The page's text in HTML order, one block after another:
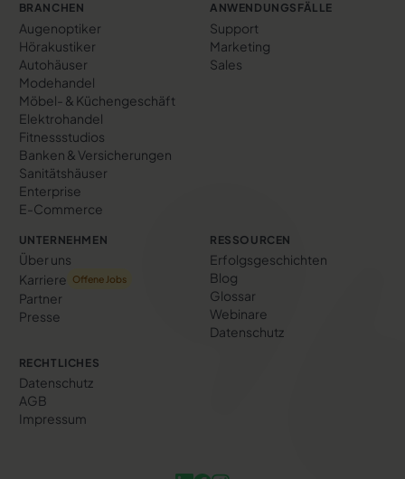
BRANCHEN
Augenoptiker
Hörakustiker
Autohäuser
Modehandel
Möbel- & Küchengeschäft
Elektrohandel
Fitnessstudios
Banken & Versicherungen
Sanitätshäuser
Enterprise
E-Commerce
ANWENDUNGSFÄLLE
Support
Marketing
Sales
UNTERNEHMEN
Über uns
Karriere
Offene Jobs
Partner
Presse
RESSOURCEN
Erfolgs­geschichten
Blog
Glossar
Webinare
Datenschutz
RECHTLICHES
Datenschutz
AGB
Impressum